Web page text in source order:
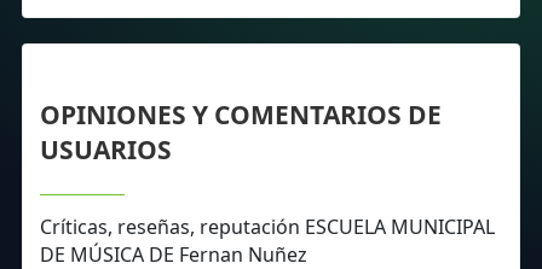
OPINIONES Y COMENTARIOS DE
USUARIOS
Críticas, reseñas, reputación ESCUELA MUNICIPAL
DE MÚSICA DE Fernan Nuñez